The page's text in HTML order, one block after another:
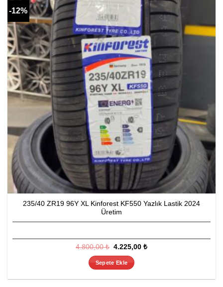
-12%
235/40 ZR19 96Y XL Kinforest KF550 Yazlık Lastik 2024
Üretim
4.800,00₺ Orijinal
4.800,00 ₺.
4.225,00₺Şu
Sepete Ekle